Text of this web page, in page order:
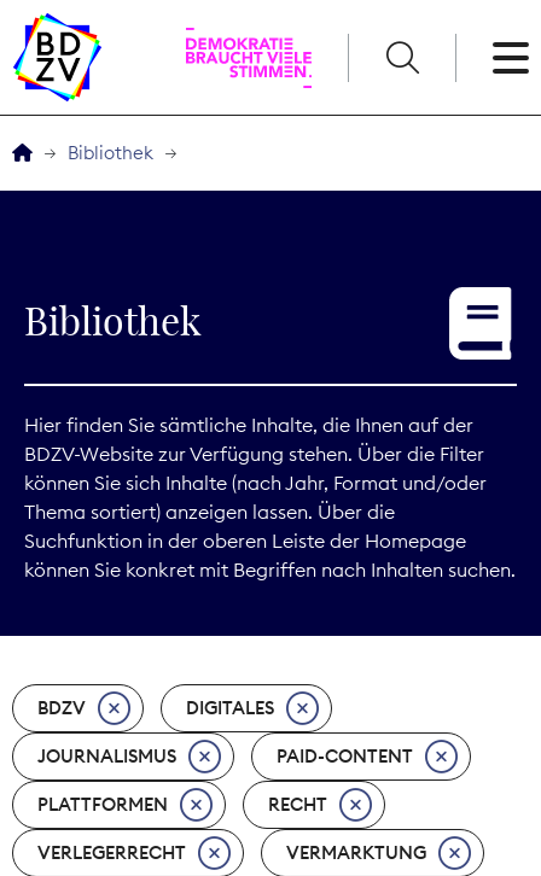
Service
Digitales
Kommunikation
Marktdaten
Nachhaltigkeit
Nachwuchs
Nova Award
Bibliothek
Bibliothek
Hier finden Sie sämtliche Inhalte, die Ihnen auf der
BDZV-Website zur Verfügung stehen. Über die Filter
können Sie sich Inhalte (nach Jahr, Format und/oder
Thema sortiert) anzeigen lassen. Über die
Suchfunktion in der oberen Leiste der Homepage
können Sie konkret mit Begriffen nach Inhalten suchen.
BDZV DIGITALES
JOURNALISMUS PAID-CONTENT
PLATTFORMEN RECHT
VERLEGERRECHT VERMARKTUNG